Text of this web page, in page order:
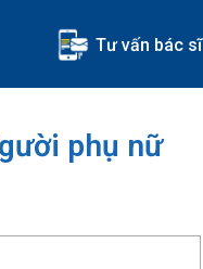
Tư vấn bác sĩ
phụ nữ